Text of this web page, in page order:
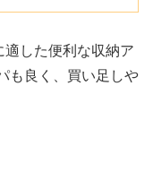
した便利な収納ア
も良く、買い足しや